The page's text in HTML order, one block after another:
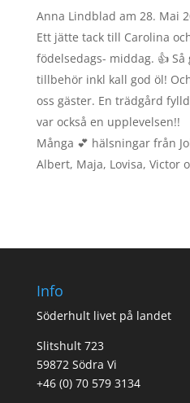
Anna Lindblad am 28. Mai
Ett jätte tack till Carolina
födelsedags- middag. 👍
tillbehör inkl kall god öl!
oss gäster. En trädgård
var också en upplevelsen!!
Många 💕 hälsningar från
Albert, Maja, Lovisa, Victor
Info
Söderhult livet på landet
Slitshult 723
59872 Södra Vi
+46 (0) 70 579 3134